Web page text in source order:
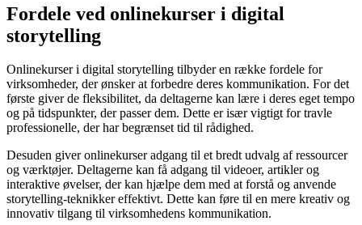
Fordele ved onlinekurser i digital
storytelling
Onlinekurser i digital storytelling tilbyder en række fordele for
virksomheder, der ønsker at forbedre deres kommunikation. For det
første giver de fleksibilitet, da deltagerne kan lære i deres eget tempo
og på tidspunkter, der passer dem. Dette er især vigtigt for travle
professionelle, der har begrænset tid til rådighed.
Desuden giver onlinekurser adgang til et bredt udvalg af ressourcer
og værktøjer. Deltagerne kan få adgang til videoer, artikler og
interaktive øvelser, der kan hjælpe dem med at forstå og anvende
storytelling-teknikker effektivt. Dette kan føre til en mere kreativ og
innovativ tilgang til virksomhedens kommunikation.